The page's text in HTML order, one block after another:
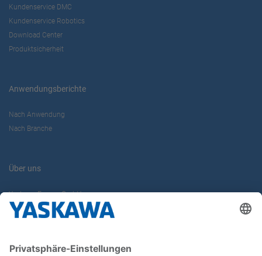
Kundenservice DMC
Kundenservice Robotics
Download Center
Produktsicherheit
Anwendungsberichte
Nach Anwendung
Nach Branche
Über uns
Yaskawa Europe GmbH
Karriere
Newsletter